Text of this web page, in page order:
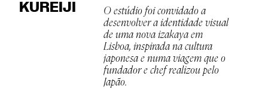
KUREIJI
O estúdio foi convidado a
desenvolver a identidade visual
de uma nova izakaya em
Lisboa, inspirada na cultura
japonesa e numa viagem que o
fundador e chef realizou pelo
Japão.